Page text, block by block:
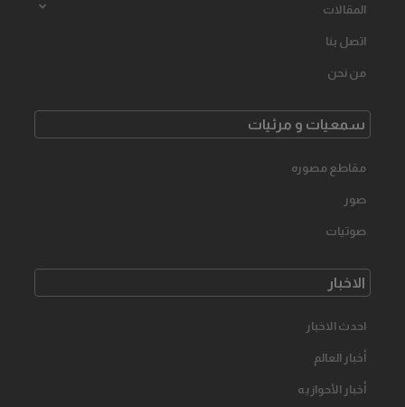
المقالات
اتصل بنا
من نحن
سمعیات و مرئیات
مقاطع مصوره
صور
صوتیات
الاخبار
احدث الاخبار
أخبار العالم
أخبار الأحوازیه